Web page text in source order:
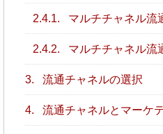
2.4.1. マルチチャネル流
2.4.2. マルチチャネル流
3. 流通チャネルの選択
4. 流通チャネルとマーケ